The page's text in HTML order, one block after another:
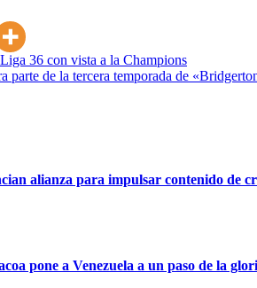
36 con vista a la Champions
parte de la tercera temporada de
alianza para impulsar contenido de
pone a Venezuela a un paso de la